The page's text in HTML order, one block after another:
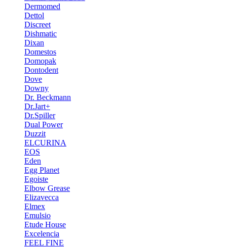
Dermomed
Dettol
Discreet
Dishmatic
Dixan
Domestos
Domopak
Dontodent
Dove
Downy
Dr. Beckmann
Dr.Jart+
Dr.Spiller
Dual Power
Duzzit
ELCURINA
EOS
Eden
Egg Planet
Egoiste
Elbow Grease
Elizavecca
Elmex
Emulsio
Etude House
Excelencia
FEEL FINE